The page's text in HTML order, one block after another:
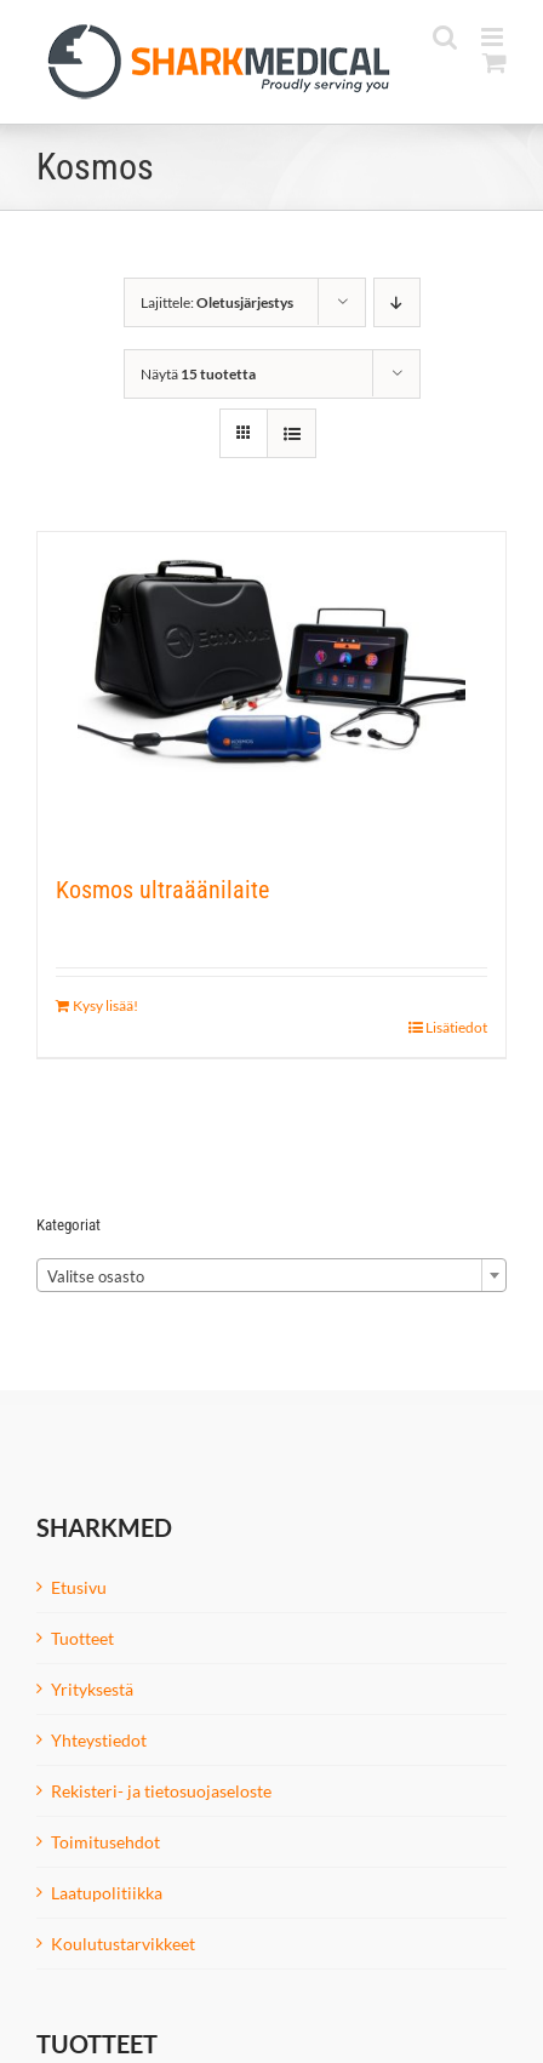
content
Kosmos
Lajittele:Oletusjärjestys
Näytä 15 tuotetta
Kosmos ultraäänilaite
Kysy lisää!
Lisätiedot
Kategoriat
Valitse osasto
SHARKMED
Etusivu
Tuotteet
Yrityksestä
Yhteystiedot
Rekisteri- ja tietosuojaseloste
Toimitusehdot
Laatupolitiikka
Koulutustarvikkeet
TUOTTEET